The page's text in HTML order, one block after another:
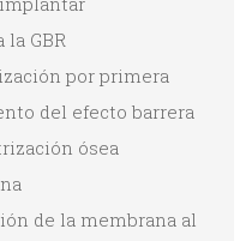
GBR
por primera
del efecto barrera
ósea
de la membrana al